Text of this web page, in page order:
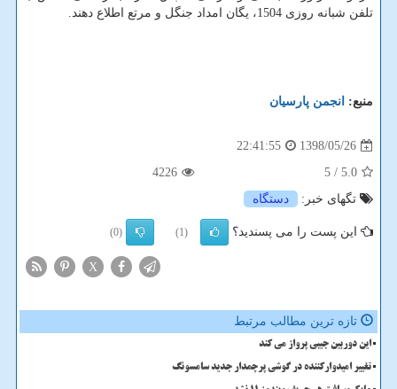
تلفن شبانه روزی 1504، یگان امداد جنگل و مرتع اطلاع دهند.
منبع: انجمن پارسیان
1398/05/26
22:41:55
5.0
/ 5
4226
تگهای خبر:
دستگاه
این پست را می پسندید؟ (1)
(0)
X
تازه ترین مطالب مرتبط
این دوربین جیبی پرواز می کند
تغییر امیدوارکننده در گوشی پرچمدار جدید سامسونگ